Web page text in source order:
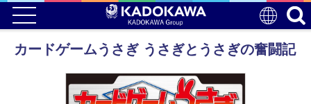
カードゲームうさぎ うさぎとうさぎの奮闘記